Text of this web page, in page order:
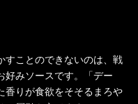
すことのできないのは、戦
好みソースです。「デー
香りが食欲をそそるまろや